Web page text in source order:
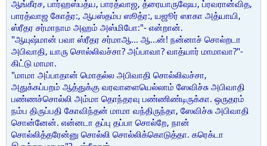
ஆங்கீரச, பார்ஹஸ்பத்ய, பாரத்வாஜ, த்ரையாருஷேய, ப்ரவரான்வித,
பாரத்வாஜ கோத்ர:, ஆபஸ்தம்ப ஸூத்ர:, யஜூர் ஸாகா அத்யாயி,
ஸ்ரீதர சர்மாநாம அஹம் அஸ்மிபோ:"- என்றான்.
"ஆயுஷ்மான் பவா ஸ்ரீதர சர்மாஆ... ஆ...ன்! நன்னாச் சொல்றடா
அபிவாதி, யாரு சொல்லிவச்சா? அப்பாவா? வாத்யார் மாமாவா?"-
கிட்டு மாமா.
"மாமா அப்பாதான் மொதல்ல அபிவாதி சொல்லிவச்சா,
அதுக்கப்பறம் ஆத்துக்கு வரவாளையெல்லாம் ஸேவிச்சு அபிவாதி
பண்ணச்சொல்லி அம்மா தொந்தரவு பண்ணிண்டிருக்கா. ஒருதரம்
நம்ப திருப்பதி கோவிந்தன் மாமா வந்திருந்தா, ஸேவிச்சு அபிவாதி
சொன்னேன். என்னடா தப்பு தப்பா சொல்றே, நான்
சொல்லித்தரேன்னு சொல்லி சொல்லிக்கொடுத்தா. கரெக்டா